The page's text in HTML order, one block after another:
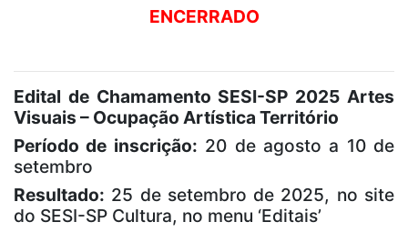
ENCERRADO
Edital de Chamamento SESI-SP 2025 Artes
Visuais – Ocupação Artística Território
Período de inscrição: 20 de agosto a 10 de
setembro
Resultado: 25 de setembro de 2025, no site
do SESI-SP Cultura, no menu ‘Editais’